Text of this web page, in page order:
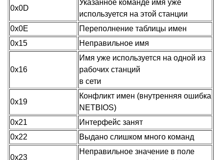
0x0D
Указанное команде имя уже
используется на этой станции
0x0E
Переполнение таблицы имен
0x15
Неправильное имя
0x16
Имя уже используется на одной из
рабочих станций
в сети
0x19
Конфликт имен (внутренняя ошибка
NETBIOS)
0x21
Интерфейс занят
0x22
Выдано слишком много команд
0x23
Неправильное значение в поле